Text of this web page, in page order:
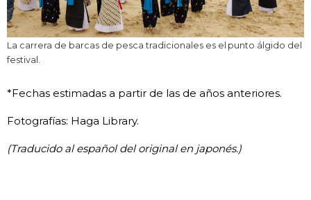
La carrera de barcas de pesca tradicionales es el punto álgido del
festival.
*Fechas estimadas a partir de las de años anteriores.
Fotografías: Haga Library.
(Traducido al español del original en japonés.)